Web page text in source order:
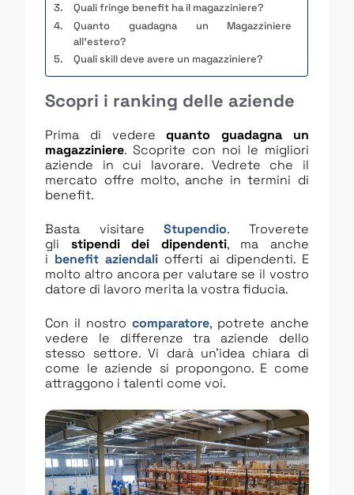
Quali fringe benefit ha il magazziniere?
Quanto guadagna un Magazziniere
all’estero?
Quali skill deve avere un magazziniere?
Scopri i ranking delle aziende
Prima di vederequanto guadagna un
magazziniere. Scoprite con noi le migliori
aziende in cui lavorare. Vedrete che il
mercato offre molto, anche in termini di
benefit.
Basta visitareStupendio. Troverete
gli stipendi dei dipendenti, ma anche
i benefit aziendali offerti ai dipendenti. E
molto altro ancora per valutare se il vostro
datore di lavoro merita la vostra fiducia.
Con il nostro comparatore, potrete anche
vedere le differenze tra aziende dello
stesso settore. Vi darà un’idea chiara di
come le aziende si propongono. E come
attraggono i talenti come voi.